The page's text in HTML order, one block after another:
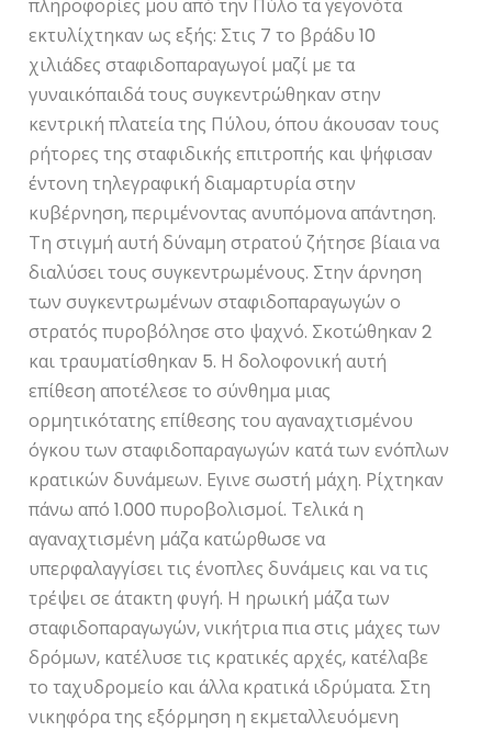
πληροφορίες μου από την Πύλο τα γεγονότα
εκτυλίχτηκαν ως εξής: Στις 7 το βράδυ 10
χιλιάδες σταφιδοπαραγωγοί μαζί με τα
γυναικόπαιδά τους συγκεντρώθηκαν στην
κεντρική πλατεία της Πύλου, όπου άκουσαν τους
ρήτορες της σταφιδικής επιτροπής και ψήφισαν
έντονη τηλεγραφική διαμαρτυρία στην
κυβέρνηση, περιμένοντας ανυπόμονα απάντηση.
Τη στιγμή αυτή δύναμη στρατού ζήτησε βίαια να
διαλύσει τους συγκεντρωμένους. Στην άρνηση
των συγκεντρωμένων σταφιδοπαραγωγών ο
στρατός πυροβόλησε στο ψαχνό. Σκοτώθηκαν 2
και τραυματίσθηκαν 5. Η δολοφονική αυτή
επίθεση αποτέλεσε το σύνθημα μιας
ορμητικότατης επίθεσης του αγαναχτισμένου
όγκου των σταφιδοπαραγωγών κατά των ενόπλων
κρατικών δυνάμεων. Εγινε σωστή μάχη. Ρίχτηκαν
πάνω από 1.000 πυροβολισμοί. Τελικά η
αγαναχτισμένη μάζα κατώρθωσε να
υπερφαλαγγίσει τις ένοπλες δυνάμεις και να τις
τρέψει σε άτακτη φυγή. Η ηρωική μάζα των
σταφιδοπαραγωγών, νικήτρια πια στις μάχες των
δρόμων, κατέλυσε τις κρατικές αρχές, κατέλαβε
το ταχυδρομείο και άλλα κρατικά ιδρύματα. Στη
νικηφόρα της εξόρμηση η εκμεταλλευόμενη